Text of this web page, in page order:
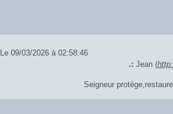
Le 09/03/2026 à 02:58:46
.: Jean (
Seigneur